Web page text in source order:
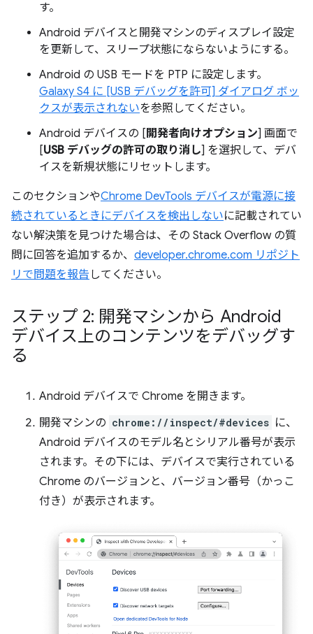
す。
Android デバイスと開発マシンのディスプレイ設定
を更新して、スリープ状態にならないようにする。
Android の USB モードを PTP に設定します。
Galaxy S4 に [USB デバッグを許可] ダイアログ ボッ
クスが表示されないを参照してください。
Android デバイスの [ 開発者向けオプション] 画面で
[USB デバッグの許可の取り消し] を選択して、デバ
イスを新規状態にリセットします。
このセクションやChrome DevTools デバイスが電源に接
続されているときにデバイスを検出しないに記載されてい
ない解決策を見つけた場合は、その Stack Overflow の質
問に回答を追加するか、 developer.chrome.com リポジト
リで問題を報告 してください。
ステップ 2: 開発マシンから Android
デバイス上のコンテンツをデバッグす
る
Android デバイスで Chrome を開きます。
開発マシンの chrome://inspect/#devices に、
Android デバイスのモデル名とシリアル番号が表示
されます。その下には、デバイスで実行されている
Chrome のバージョンと、バージョン番号（かっこ
付き）が表示されます。